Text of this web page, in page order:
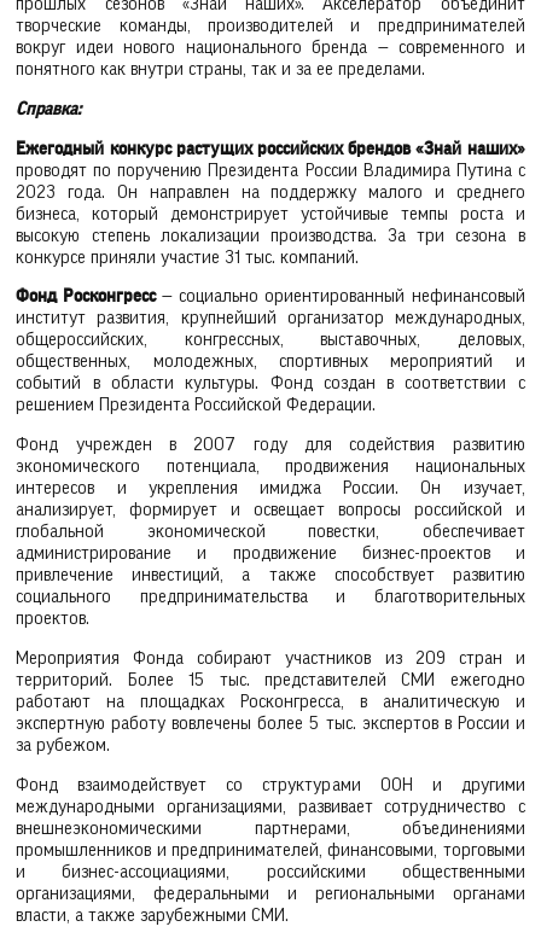
прошлых сезонов «Знай наших». Акселератор объединит
творческие команды, производителей и предпринимателей
вокруг идеи нового национального бренда — современного и
понятного как внутри страны, так и за ее пределами.
Справка:
Ежегодный конкурс растущих российских брендов «Знай наших»
проводят по поручению Президента России Владимира Путина с
2023 года. Он направлен на поддержку малого и среднего
бизнеса, который демонстрирует устойчивые темпы роста и
высокую степень локализации производства. За три сезона в
конкурсе приняли участие 31 тыс. компаний.
Фонд Росконгресс— социально ориентированный нефинансовый
институт развития, крупнейший организатор международных,
общероссийских, конгрессных, выставочных, деловых,
общественных, молодежных, спортивных мероприятий и
событий в области культуры. Фонд создан в соответствии с
решением Президента Российской Федерации.
Фонд учрежден в 2007 году для содействия развитию
экономического потенциала, продвижения национальных
интересов и укрепления имиджа России. Он изучает,
анализирует, формирует и освещает вопросы российской и
глобальной экономической повестки, обеспечивает
администрирование и продвижение бизнес-проектов и
привлечение инвестиций, а также способствует развитию
социального предпринимательства и благотворительных
проектов.
Мероприятия Фонда собирают участников из 209 стран и
территорий. Более 15 тыс. представителей СМИ ежегодно
работают на площадках Росконгресса, в аналитическую и
экспертную работу вовлечены более 5 тыс. экспертов в России и
за рубежом.
Фонд взаимодействует со структурами ООН и другими
международными организациями, развивает сотрудничество с
внешнеэкономическими партнерами, объединениями
промышленников и предпринимателей, финансовыми, торговыми
и бизнес-ассоциациями, российскими общественными
организациями, федеральными и региональными органами
власти, а также зарубежными СМИ.